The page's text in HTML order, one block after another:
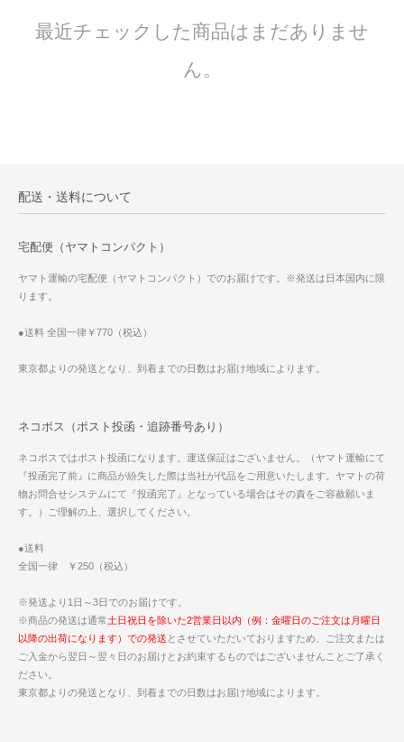
最近チェックした商品はまだありませ
ん。
配送・送料について
宅配便（ヤマトコンパクト）
ヤマト運輸の宅配便（ヤマトコンパクト）でのお届けです。※発送は日本国内に限
ります。
●送料 全国一律￥770（税込）
東京都よりの発送となり、到着までの日数はお届け地域によります。
ネコポス（ポスト投函・追跡番号あり）
ネコポスではポスト投函になります。運送保証はございません。（ヤマト運輸にて
『投函完了前』に商品が紛失した際は当社が代品をご用意いたします。ヤマトの荷
物お問合せシステムにて『投函完了』となっている場合はその責をご容赦願いま
す。）ご理解の上、選択してください。
●送料
全国一律 ￥250（税込）
※発送より1日～3日でのお届けです。
※商品の発送は通常土日祝日を除いた2営業日以内（例：金曜日のご注文は月曜日
以降の出荷になります）での発送 とさせていただいておりますため、ご注文または
ご入金から翌日～翌々日のお届けとお約束するものではございませんことご了承く
ださい。
東京都よりの発送となり、到着までの日数はお届け地域によります。